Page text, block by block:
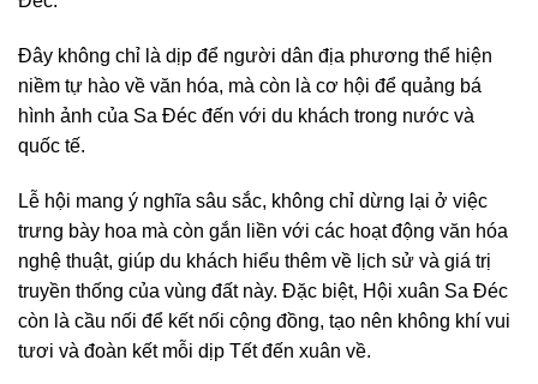
Đây không chỉ là dịp để người dân địa phương thể hiện
niềm tự hào về văn hóa, mà còn là cơ hội để quảng bá
hình ảnh của Sa Đéc đến với du khách trong nước và
quốc tế.
Lễ hội mang ý nghĩa sâu sắc, không chỉ dừng lại ở việc
trưng bày hoa mà còn gắn liền với các hoạt động văn hóa
nghệ thuật, giúp du khách hiểu thêm về lịch sử và giá trị
truyền thống của vùng đất này. Đặc biệt, Hội xuân Sa Đéc
còn là cầu nối để kết nối cộng đồng, tạo nên không khí vui
tươi và đoàn kết mỗi dịp Tết đến xuân về.